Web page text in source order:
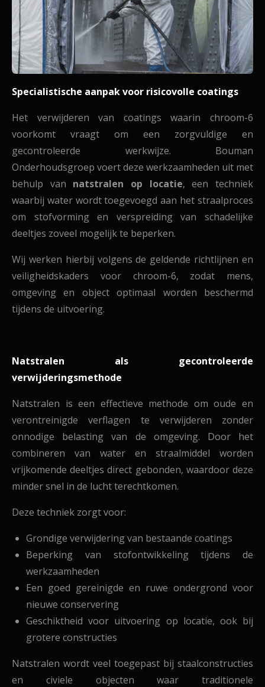
Specialistische aanpak voor risicovolle coatings
Het verwijderen van coatings waarin chroom-6
voorkomt vraagt om een zorgvuldige en
gecontroleerde werkwijze. Bouman
Onderhoudsgroep voert deze werkzaamheden uit met
behulp van natstralen op locatie, een techniek
waarbij water wordt toegevoegd aan het straalproces
om stofvorming en verspreiding van schadelijke
deeltjes zoveel mogelijk te beperken.
Wij werken hierbij volgens de geldende richtlijnen en
veiligheidskaders voor chroom-6, zodat mens,
omgeving en object optimaal worden beschermd
tijdens de uitvoering.
Natstralen als gecontroleerde
verwijderingsmethode
Natstralen is een effectieve methode om oude en
verontreinigde verflagen te verwijderen zonder
onnodige belasting van de omgeving. Door het
combineren van water en straalmiddel worden
vrijkomende deeltjes direct gebonden, waardoor deze
minder snel in de lucht terechtkomen.
Deze techniek zorgt voor:
Grondige verwijdering van bestaande coatings
Beperking van stofontwikkeling tijdens de
werkzaamheden
Een goed gereinigde en ruwe ondergrond voor
nieuwe conservering
Geschiktheid voor uitvoering op locatie, ook bij
grotere constructies
Natstralen wordt veel toegepast bij staalconstructies
en civiele objecten waar traditionele